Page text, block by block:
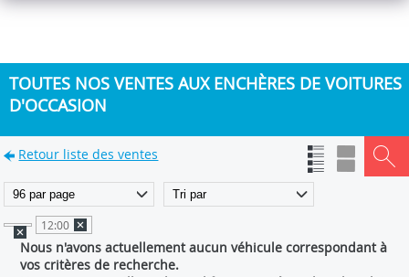
TOUTES NOS VENTES AUX ENCHÈRES DE VOITURES
D'OCCASION
Retour liste des ventes
12:00
Nous n'avons actuellement aucun véhicule correspondant à
vos critères de recherche.